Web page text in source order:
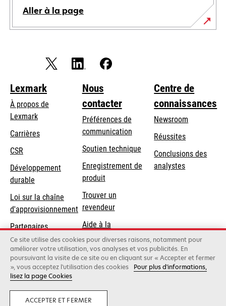
Aller à la page
Lexmark
À propos de
Lexmark
Carrières
CSR
Développement
durable
Loi sur la chaîne
d'approvisionnement
Partenaires
Lexmark
Nous
contacter
Préférences de
communication
s’ouvre
dans
un
nouvel
onglet
Soutien techniques’ouvre
dans
un
Enregistrement de
produit
Trouver un
revendeur
Aide à la
Commande
Centre de
connaissances
Newsroom
Réussites
Conclusions des
analystes
Lexmark International, Inc., une société Xerox
©2026 Tous droits réservés.
Terms and Conditions
Ce site utilise des cookies pour diverses raisons, notamment pour
améliorer votre utilisation, vos analyses et vos publicités. En
poursuivant la visite de ce site ou en cliquant sur « Accepter et fermer
», vous acceptez l'utilisation des cookies
Pour plus d'informations,
lisez la page Cookies
ACCEPTER ET FERMER